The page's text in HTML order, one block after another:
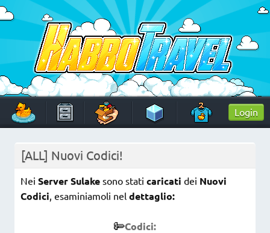
Skip
to
content
HabboTravel
Un viaggio di pixel!
Login
[ALL] Nuovi Codici!
Nei Server Sulake sono stati caricati dei Nuovi
Codici, esaminiamoli nel dettaglio:
Codici: